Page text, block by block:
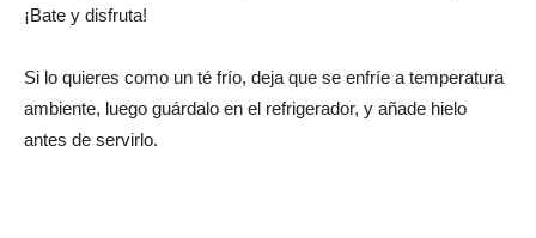
¡Bate y disfruta!
Si lo quieres como un té frío, deja que se enfríe a temperatura
ambiente, luego guárdalo en el refrigerador, y añade hielo
antes de servirlo.